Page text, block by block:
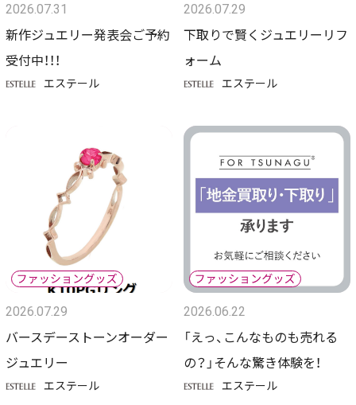
2026.07.31
新作ジュエリー発表会ご予約
受付中！！！
エステール
2026.07.29
下取りで賢くジュエリーリフ
ォーム
エステール
2026.07.29
バースデーストーンオーダー
ジュエリー
エステール
2026.06.22
「えっ、こんなものも売れる
の？」そんな驚き体験を！
エステール